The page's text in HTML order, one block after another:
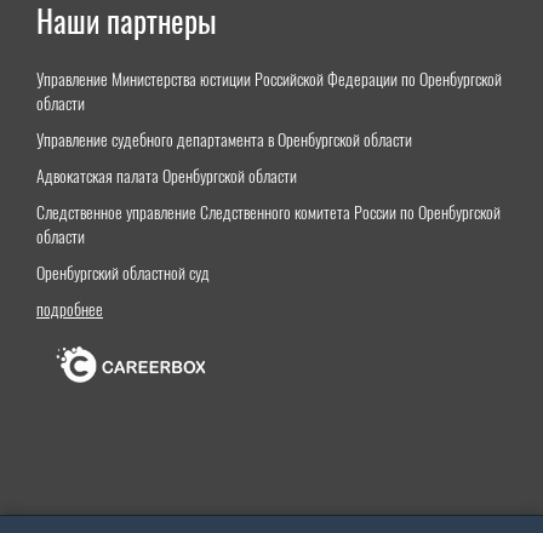
Наши партнеры
Управление Министерства юстиции Российской Федерации по Оренбургской
области
Управление судебного департамента в Оренбургской области
Адвокатская палата Оренбургской области
Следственное управление Следственного комитета России по Оренбургской
области
Оренбургский областной суд
подробнее